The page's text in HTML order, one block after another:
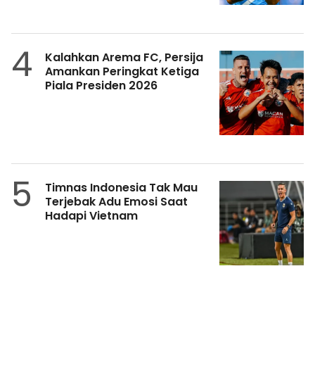
4
Kalahkan Arema FC, Persija
Amankan Peringkat Ketiga
Piala Presiden 2026
5
Timnas Indonesia Tak Mau
Terjebak Adu Emosi Saat
Hadapi Vietnam